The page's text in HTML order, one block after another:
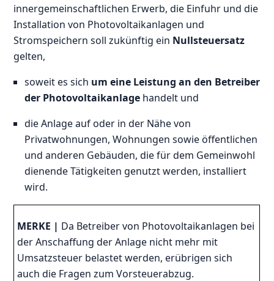
innergemeinschaftlichen Erwerb, die Einfuhr und die
Installation von Photovoltaikanlagen und
Stromspeichern soll zukünftig ein Nullsteuersatz
gelten,
soweit es sich um eine Leistung an den Betreiber
der Photovoltaikanlage handelt und
die Anlage auf oder in der Nähe von
Privatwohnungen, Wohnungen sowie öffentlichen
und anderen Gebäuden, die für dem Gemeinwohl
dienende Tätigkeiten genutzt werden, installiert
wird.
MERKE | Da Betreiber von Photovoltaikanlagen bei
der Anschaffung der Anlage nicht mehr mit
Umsatzsteuer belastet werden, erübrigen sich
auch die Fragen zum Vorsteuerabzug.